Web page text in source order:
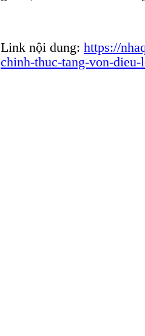
Link nội dung: https://
chinh-thuc-tang-von-